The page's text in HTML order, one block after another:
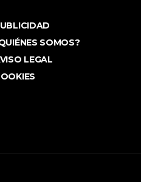
SOMOS?
LEGAL